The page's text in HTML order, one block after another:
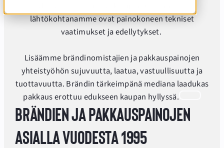
lähtökohtanamme ovat painokoneen tekniset
vaatimukset ja edellytykset.
Lisäämme brändinomistajien ja pakkauspainojen
yhteistyöhön sujuvuutta, laatua, vastuullisuutta ja
tuottavuutta. Brändin tärkeimpänä mediana laadukas
pakkaus erottuu edukseen kaupan hyllyssä.
Brändien ja pakkauspainojen
asialla vuodesta 1995